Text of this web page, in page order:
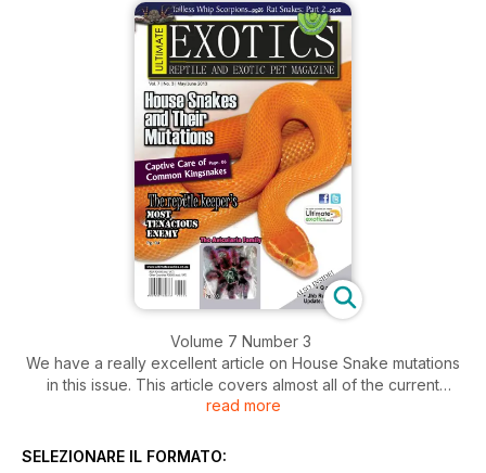
Volume 7 Number 3
We have a really excellent article on House Snake mutations
in this issue. This article covers almost all of the current
mutations, and goes into detail about each mutation. We also
comes to breeding this common South African species.
read more
SELEZIONARE IL FORMATO: